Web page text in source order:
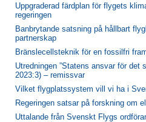
Uppgraderad färdplan för flygets
regeringen
Banbrytande satsning på hållbart
partnerskap
Bränslecellsteknik för en fossilfri
Utredningen ”Statens ansvar för det
2023:3) – remissvar
Vilket flygplatssystem vill vi ha i
Regeringen satsar på forskning om
Uttalande från Svenskt Flygs